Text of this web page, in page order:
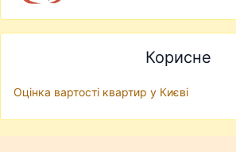
Корисне
Оцінка вартості квартир у Києві